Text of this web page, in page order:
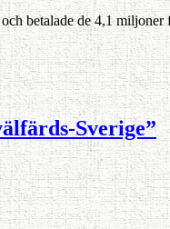
betalade de 4,1
Sverige”